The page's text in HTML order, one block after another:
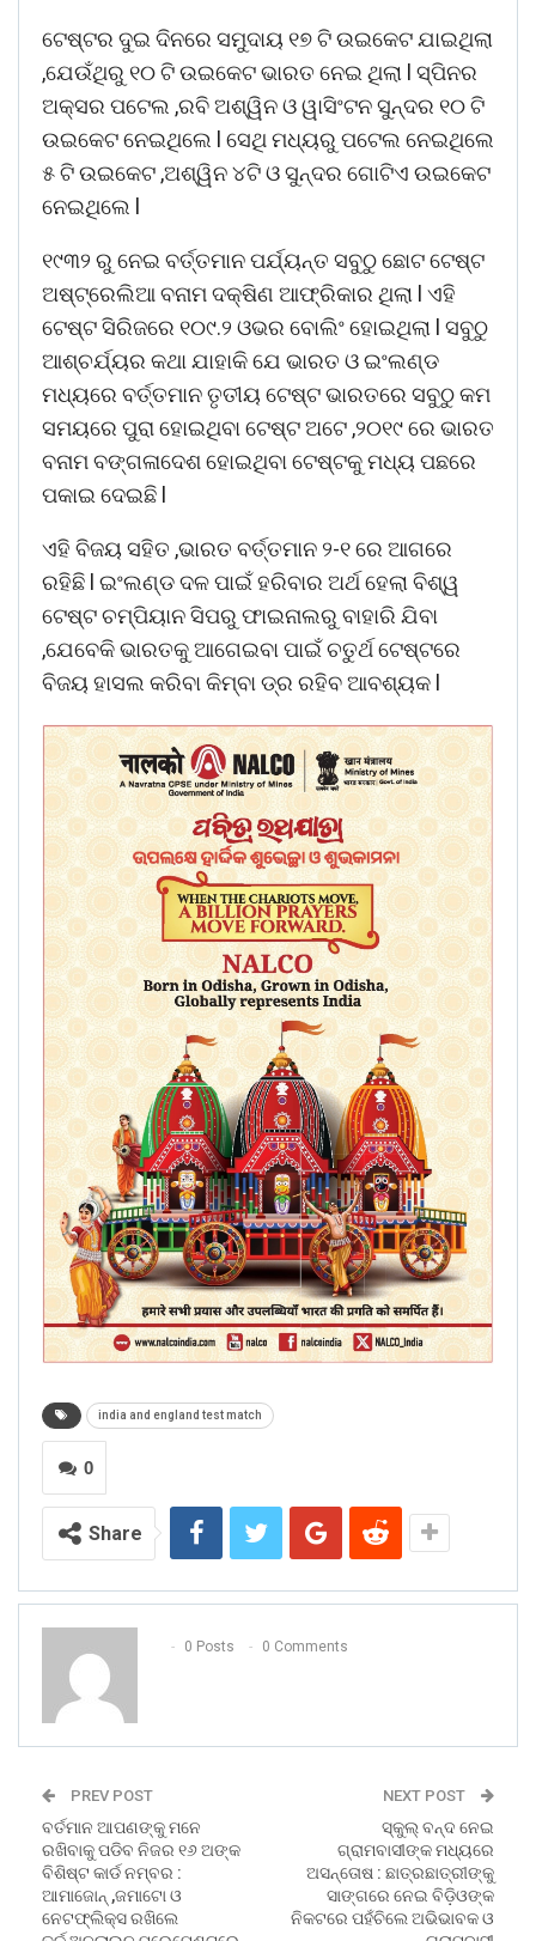
ଟେଷ୍ଟର ଦୁଇ ଦିନରେ ସମୁଦାୟ ୧୭ ଟି ଉଇକେଟ ଯାଇଥିଲା
,ଯେଉଁଥିରୁ ୧୦ ଟି ଉଇକେଟ ଭାରତ ନେଇ ଥିଲା l ସ୍ପିନର
ଅକ୍ସର ପଟେଲ ,ରବି ଅଶ୍ୱିନ ଓ ୱାସିଂଟନ ସୁନ୍ଦର ୧୦ ଟି
ଉଇକେଟ ନେଇଥିଲେ l ସେଥି ମଧ୍ୟରୁ ପଟେଲ ନେଇଥିଲେ
୫ ଟି ଉଇକେଟ ,ଅଶ୍ୱିନ ୪ଟି ଓ ସୁନ୍ଦର ଗୋଟିଏ ଉଇକେଟ
ନେଇଥିଲେ l
୧୯୩୨ ରୁ ନେଇ ବର୍ତ୍ତମାନ ପର୍ଯ୍ୟନ୍ତ ସବୁଠୁ ଛୋଟ ଟେଷ୍ଟ
ଅଷ୍ଟ୍ରେଲିଆ ବନାମ ଦକ୍ଷିଣ ଆଫ୍ରିକାର ଥିଲା l ଏହି
ଟେଷ୍ଟ ସିରିଜରେ ୧୦୯.୨ ଓଭର ବୋଲିଂ ହୋଇଥିଲା l ସବୁଠୁ
ଆଶ୍ଚର୍ଯ୍ୟର କଥା ଯାହାକି ଯେ ଭାରତ ଓ ଇଂଲଣ୍ଡ
ମଧ୍ୟରେ ବର୍ତ୍ତମାନ ତୃତୀୟ ଟେଷ୍ଟ ଭାରତରେ ସବୁଠୁ କମ
ସମୟରେ ପୁରା ହୋଇଥିବା ଟେଷ୍ଟ ଅଟେ ,୨୦୧୯ ରେ ଭାରତ
ବନାମ ବଙ୍ଗଳାଦେଶ ହୋଇଥିବା ଟେଷ୍ଟକୁ ମଧ୍ୟ ପଛରେ
ପକାଇ ଦେଇଛି l
ଏହି ବିଜୟ ସହିତ ,ଭାରତ ବର୍ତ୍ତମାନ ୨-୧ ରେ ଆଗରେ
ରହିଛି l ଇଂଲଣ୍ଡ ଦଳ ପାଇଁ ହରିବାର ଅର୍ଥ ହେଲା ବିଶ୍ୱ
ଟେଷ୍ଟ ଚମ୍ପିୟାନ ସିପରୁ ଫାଇନାଲରୁ ବାହାରି ଯିବା
,ଯେବେକି ଭାରତକୁ ଆଗେଇବା ପାଇଁ ଚତୁର୍ଥ ଟେଷ୍ଟରେ
ବିଜୟ ହାସଲ କରିବା କିମ୍ବା ଡ୍ର ରହିବ ଆବଶ୍ୟକ l
india and england test match
0
Share
0 Posts 0 Comments
PREV POST
ବର୍ତମାନ ଆପଣଙ୍କୁ ମନେ
ରଖିବାକୁ ପଡିବ ନିଜର ୧୬ ଅଙ୍କ
ବିଶିଷ୍ଟ କାର୍ଡ ନମ୍ବର :
ଆମାଜୋନ୍ ,ଜମାଟୋ ଓ
ନେଟଫ୍ଲିକ୍ସ ରଖିଲେ
NEXT POST
ସ୍କୁଲ୍ ବନ୍ଦ ନେଇ
ଗ୍ରାମବାସୀଙ୍କ ମଧ୍ୟରେ
ଅସନ୍ତୋଷ : ଛାତ୍ରଛାତ୍ରୀଙ୍କୁ
ସାଙ୍ଗରେ ନେଇ ବିଡ଼ିଓଙ୍କ
ନିକଟରେ ପହଁଚିଲେ ଅଭିଭାବକ ଓ